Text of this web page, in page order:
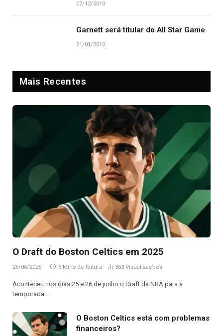
07/12/2010
Garnett será titular do All Star Game
21/01/2010
Mais Recentes
O Draft do Boston Celtics em 2025
26/06/2025 5 Mins de leitura 363 Visualizações
Aconteceu nos dias 25 e 26 de junho o Draft da NBA para a
temporada…
O Boston Celtics está com problemas
financeiros?